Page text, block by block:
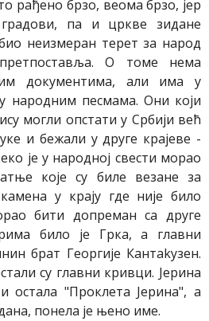
рађено брзо, веома брзо, јер
па и цркве зидане
неизмеран терет за народ
О томе нема
документима, али има у
народним песмама. Они који
могли опстати у Србији већ
и бежали у друге крајеве -
је у народној свести морао
које су биле везане за
у крају где није било
бити допреман са друге
било је Грка, а главни
брат Георгије Кантаkузен.
су главни кривци. Јерина
остала "Проклета Јерина", а
понела је њено име.